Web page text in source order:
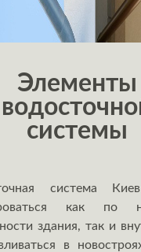
Элементы
системы
система
как по
здания, так и
в